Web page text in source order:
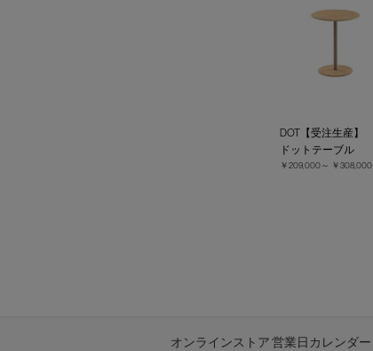
DOT【受注生産】
ドットテーブル
￥209,000～ ￥308,000
オンラインストア 営業日カレンダー